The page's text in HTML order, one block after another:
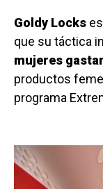
Goldy Locks
que su táctica
mujeres
productos
programa